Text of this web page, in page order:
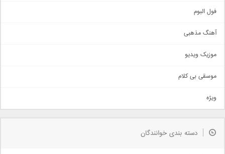
اجتماعی
حماسی
سنتی
اهنگ بندرعباسی
دمو
مذهبی
جدیدترین ها
فول البوم
آهنگ مذهبی
موزیک ویدیو
موسقی بی کلام
ویژه
دسته بندی خوانندگان